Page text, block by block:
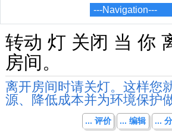
转动 灯 关闭 当 你
房间。
离开房间时请关灯。这样您
源、降低成本并为环境保护
... 评价 ... 编辑 ...